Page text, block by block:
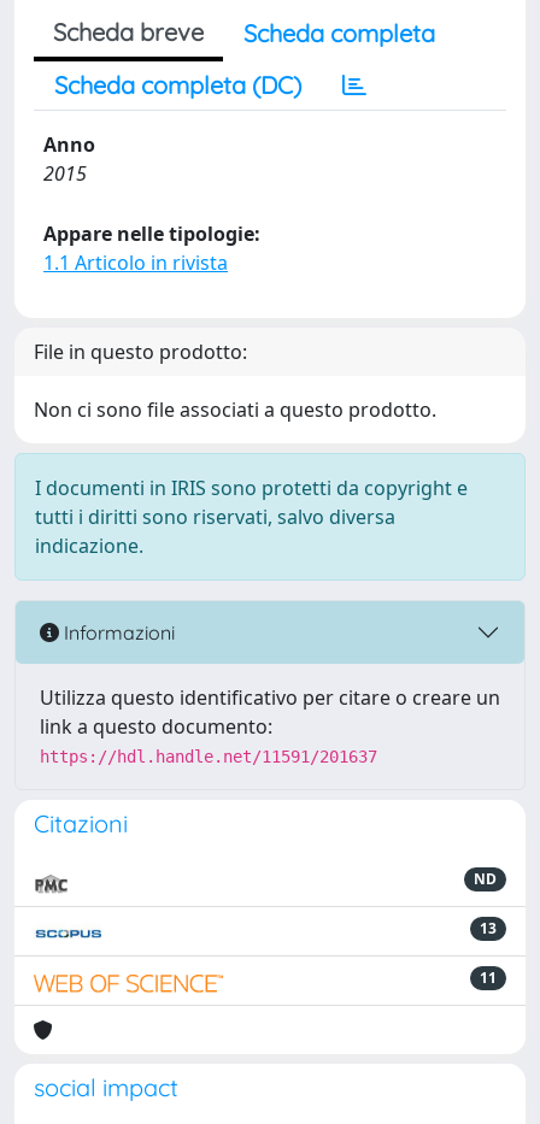
Scheda breve
Scheda completa
Scheda completa (DC)
Anno
2015
Appare nelle tipologie:
1.1 Articolo in rivista
File in questo prodotto:
Non ci sono file associati a questo prodotto.
I documenti in IRIS sono protetti da copyright e
tutti i diritti sono riservati, salvo diversa
indicazione.
Informazioni
Utilizza questo identificativo per citare o creare un
link a questo documento:
https://hdl.handle.net/11591/201637
Citazioni
ND
13
11
social impact